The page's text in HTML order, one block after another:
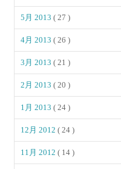
5月 2013( 27 )
4月 2013( 26 )
3月 2013( 21 )
2月 2013( 20 )
1月 2013( 24 )
12月 2012( 24 )
11月 2012( 14 )